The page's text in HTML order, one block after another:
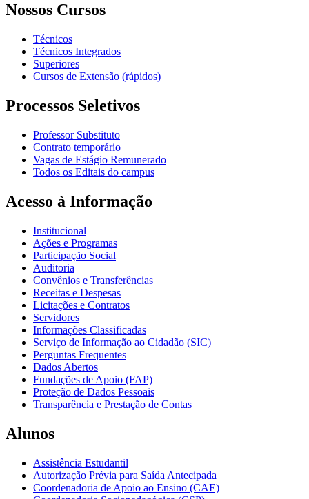
Nossos Cursos
Técnicos
Técnicos Integrados
Superiores
Cursos de Extensão (rápidos)
Processos Seletivos
Professor Substituto
Contrato temporário
Vagas de Estágio Remunerado
Todos os Editais do campus
Acesso à Informação
Institucional
Ações e Programas
Participação Social
Auditoria
Convênios e Transferências
Receitas e Despesas
Licitações e Contratos
Servidores
Informações Classificadas
Serviço de Informação ao Cidadão (SIC)
Perguntas Frequentes
Dados Abertos
Fundações de Apoio (FAP)
Proteção de Dados Pessoais
Transparência e Prestação de Contas
Alunos
Assistência Estudantil
Autorização Prévia para Saída Antecipada
Coordenadoria de Apoio ao Ensino (CAE)